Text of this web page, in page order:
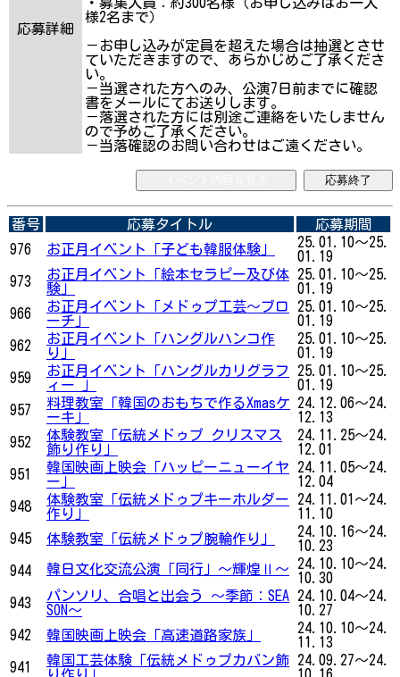
応募詳細
様2名まで）
－お申し込みが定員を超えた場合は抽選とさせ
ていただきますので、あらかじめご了承くださ
い。
－当選された方へのみ、公演7日前までに確認
書をメールにてお送りします。
－落選された方には別途ご連絡をいたしません
ので予めご了承ください。
－当落確認のお問い合わせはご遠ください。
応募終了
番号 応募タイトル
応募期間
976
お正月イベント「子ども韓服体験」
25.01.10～25.
01.19
973
お正月イベント「絵本セラピー及び体
験」
25.01.10～25.
01.19
966
お正月イベント「メドゥプ工芸～ブロ
ーチ」
25.01.10～25.
01.19
962
お正月イベント「ハングルハンコ作
り」
25.01.10～25.
01.19
959
お正月イベント「ハングルカリグラフ
ィー 」
25.01.10～25.
01.19
957
料理教室「韓国のおもちで作るXmasケ
ーキ」
24.12.06～24.
12.13
952
体験教室「伝統メドゥプ クリスマス
飾り作り」
24.11.25～24.
12.01
951
韓国映画上映会「ハッピーニューイヤ
ー」
24.11.05～24.
12.04
948
体験教室「伝統メドゥプキーホルダー
作り」
24.11.01～24.
11.10
945
体験教室「伝統メドゥプ腕輪作り」
24.10.16～24.
10.23
944
韓日文化交流公演「同行」～輝煌Ⅱ～
24.10.10～24.
10.30
943
パンソリ、合唱と出会う ～季節：SEA
SON～
24.10.04～24.
10.27
942
韓国映画上映会「高速道路家族」
24.10.10～24.
11.13
941
韓国工芸体験「伝統メドゥプカバン飾
24.09.27～24.